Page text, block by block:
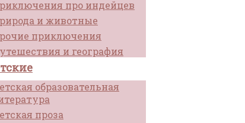
про индейцев
и животные
приключения
и география
образовательная
проза